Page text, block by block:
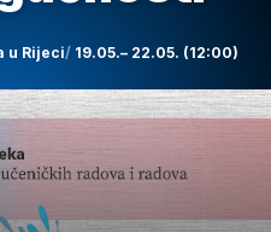
u Rijeci 19.05.– 22.05. (12:00)